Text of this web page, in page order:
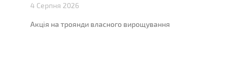
4 Серпня 2026
Акція на троянди власного вирощування